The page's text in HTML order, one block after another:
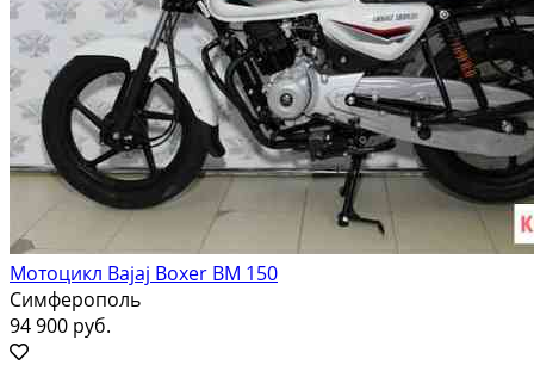
Мотоцикл Bajaj Boxer BM 150
Симферополь
94 900 руб.